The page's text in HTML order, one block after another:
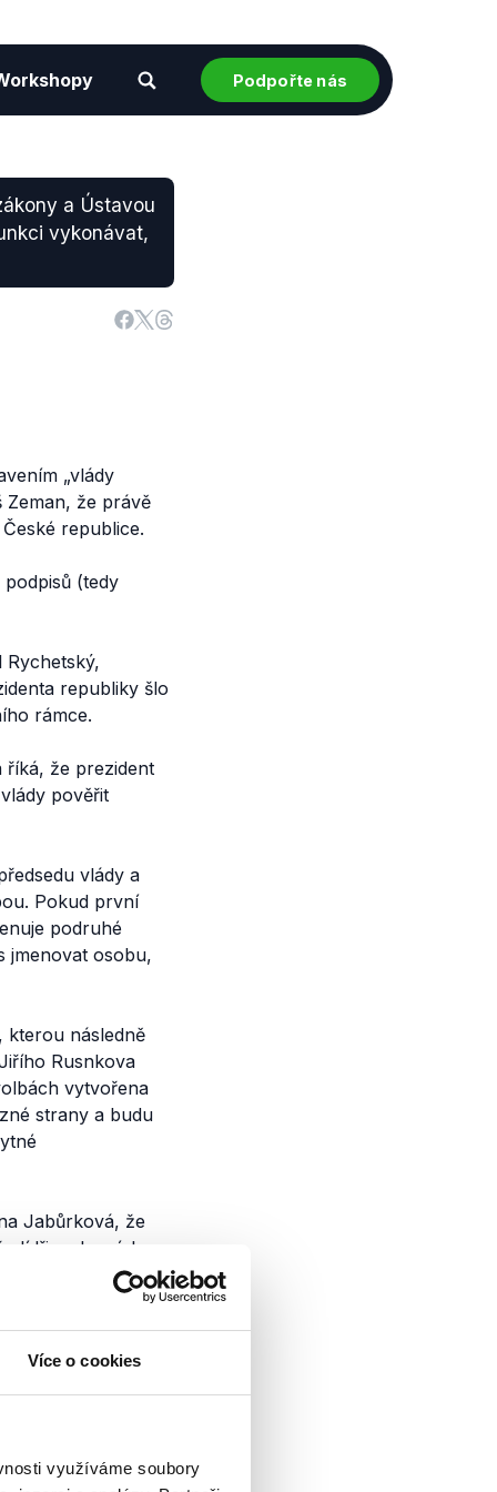
Více o cookies
využíváme soubory
Podpořte nás
a Ústavou
vykonávat,
„vlády
že právě
republice.
(tedy
republiky šlo
rámce.
říká, že prezident
pověřit
vlády a
Pokud první
podruhé
jmenovat osobu,
kterou následně
Rusnkova
vytvořena
strany a budu
Jabůrková, že
lídři vedoucích